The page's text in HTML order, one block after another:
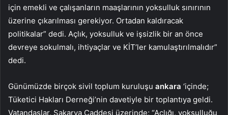
için emekli ve çalışanların maaşlarının yoksulluk sınırının
üzerine çıkarılması gerekiyor. Ortadan kaldıracak
politikalar” dedi. Açlık, yoksulluk ve işsizlik bir an önce
devreye sokulmalı, ihtiyaçlar ve KİT’ler kamulaştırılmalıdır”
dedi.
Günümüzde birçok sivil toplum kuruluşu ankara ‘içinde;
Tüketici Hakları Derneği’nin davetiyle bir toplantıya geldi.
Vatandaşlar, Sakarya Caddesi üzerinde; “Açlığı, yoksulluğu